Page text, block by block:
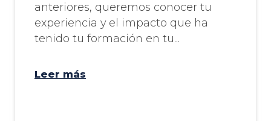
anteriores, queremos conocer tu
experiencia y el impacto que ha
tenido tu formación en tu...
Leer más